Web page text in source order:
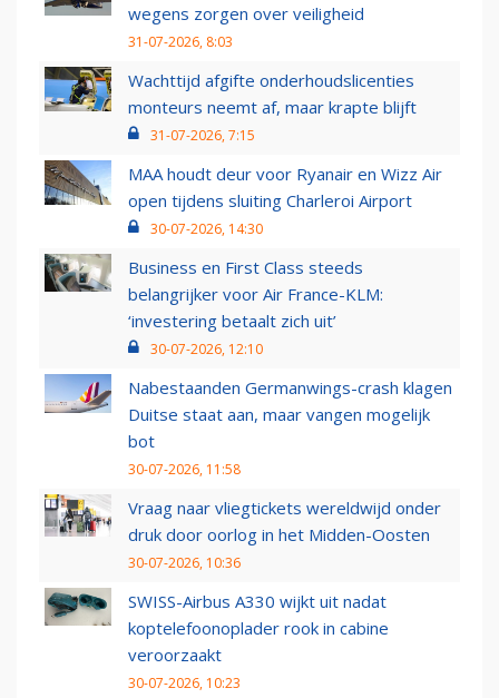
wegens zorgen over veiligheid
31-07-2026, 8:03
Wachttijd afgifte onderhoudslicenties
monteurs neemt af, maar krapte blijft
31-07-2026, 7:15
MAA houdt deur voor Ryanair en Wizz Air
open tijdens sluiting Charleroi Airport
30-07-2026, 14:30
Business en First Class steeds
belangrijker voor Air France-KLM:
‘investering betaalt zich uit’
30-07-2026, 12:10
Nabestaanden Germanwings-crash klagen
Duitse staat aan, maar vangen mogelijk
bot
30-07-2026, 11:58
Vraag naar vliegtickets wereldwijd onder
druk door oorlog in het Midden-Oosten
30-07-2026, 10:36
SWISS-Airbus A330 wijkt uit nadat
koptelefoonoplader rook in cabine
veroorzaakt
30-07-2026, 10:23